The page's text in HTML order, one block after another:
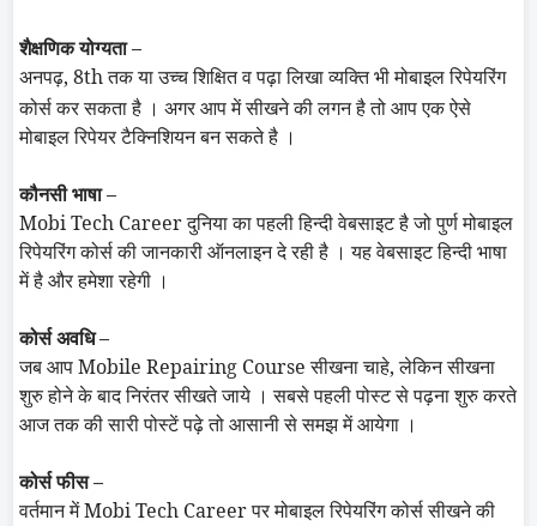
शैक्षणिक योग्यता –
अनपढ़, 8thतक या उच्च शिक्षित व पढ़ा लिखा व्यक्ति भी मोबाइल रिपेयरिंग
कोर्स कर सकता है । अगर आप में सीखने की लगन है तो आप एक ऐसे
मोबाइल रिपेयर टैक्निशियन बन सकते है ।
कौनसी भाषा –
MobiTech Careerदुनिया का पहली हिन्दी वेबसाइट है जो पुर्ण मोबाइल
रिपेयरिंग कोर्स की जानकारी ऑनलाइन दे रही है । यह वेबसाइट हिन्दी भाषा
में है और हमेशा रहेगी ।
कोर्स अवधि –
जब आपMobile Repairing Courseसीखना चाहे, लेकिन सीखना
शुरु होने के बाद निरंतर सीखते जाये । सबसे पहली पोस्ट से पढ़ना शुरु करते
आज तक की सारी पोस्टें पढ़े तो आसानी से समझ में आयेगा ।
कोर्स फीस –
वर्तमान मेंMobiTech Careerपर मोबाइल रिपेयरिंग कोर्स सीखने की